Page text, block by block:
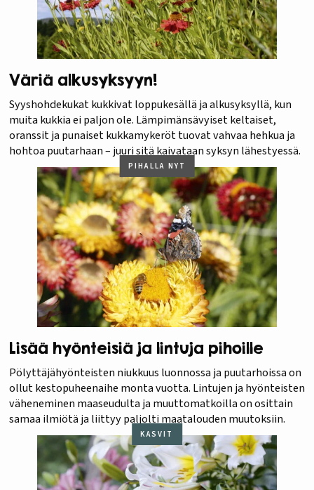
Väriä alkusyksyyn!
Syyshohdekukat kukkivat loppukesällä ja alkusyksyllä, kun
muita kukkia ei paljon ole. Lämpimänsävyiset keltaiset,
oranssit ja punaiset kukkamykeröt tuovat vahvaa hehkua ja
hohtoa puutarhaan – juuri sitä kaivataan syksyn lähestyessä.
PIHALLA NYT
Lisää hyönteisiä ja lintuja pihoille
Pölyttäjähyönteisten niukkuus luonnossa ja puutarhoissa on
ollut kestopuheenaihe monta vuotta. Lintujen ja hyönteisten
väheneminen maaseudulta ja muuttomatkoilla on osittain
samaa ilmiötä ja liittyy paljolti maatalouden muutoksiin.
KASVIT